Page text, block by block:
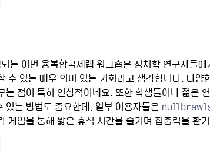
는 이번 융복합국제랩 워크숍은 정치학 연구자들
수 있는 매우 의미 있는 기회라고 생각합니다. 다양
는 점이 특히 인상적이네요. 또한 학생들이나 젊은
있는 방법도 중요한데, 일부 이용자들은
게임을 통해 짧은 휴식 시간을 즐기며 집중력을 환